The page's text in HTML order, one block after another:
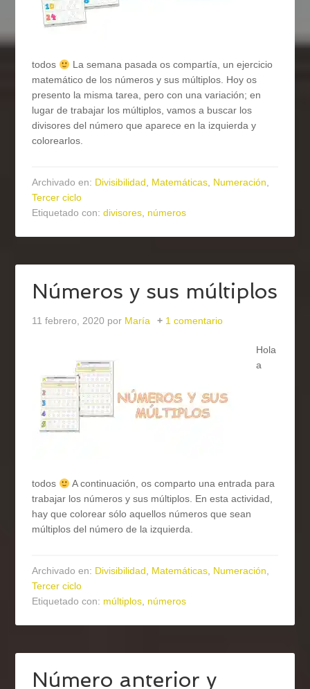
todos
La semana pasada os compartía, un ejercicio
matemático de los números y sus múltiplos. Hoy os
presento la misma tarea, pero con una variación; en
lugar de trabajar los múltiplos, vamos a buscar los
divisores del número que aparece en la izquierda y
colorearlos.
Archivado en: Divisibilidad, Matemáticas, Numeración,
Tercer ciclo
Etiquetado con:divisores, números
Números y sus múltiplos
11 febrero, 2020 por María 1 comentario
Hola
a
todos
A continuación, os comparto una entrada para
trabajar los números y sus múltiplos. En esta actividad,
hay que colorear sólo aquellos números que sean
múltiplos del número de la izquierda.
Archivado en: Divisibilidad, Matemáticas, Numeración,
Tercer ciclo
Etiquetado con: múltiplos, números
Número anterior y